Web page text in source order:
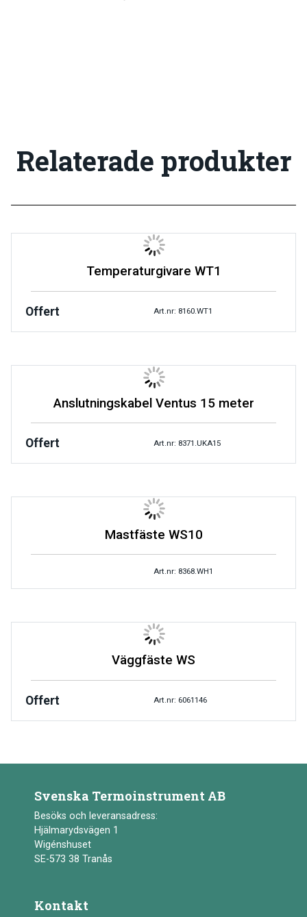
Relaterade produkter
Temperaturgivare WT1
Offert Art.nr: 8160.WT1
Anslutningskabel Ventus 15 meter
Offert Art.nr: 8371.UKA15
Mastfäste WS10
Art.nr: 8368.WH1
Väggfäste WS
Offert Art.nr: 6061146
Svenska Termoinstrument AB
Besöks och leveransadress:
Hjälmarydsvägen 1
Wigénshuset
SE-573 38 Tranås
Kontakt